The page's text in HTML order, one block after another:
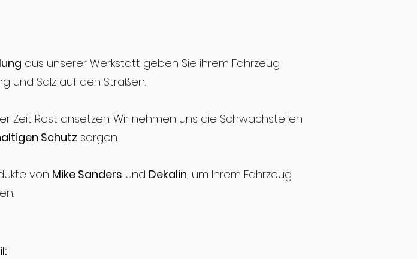
aus unserer Werkstatt geben Sie ihrem Fahrzeug
und Salz auf den Straßen.
Zeit Rost ansetzen. Wir nehmen uns die Schwachstellen
Schutz sorgen.
von Mike Sanders und Dekalin, um Ihrem Fahrzeug